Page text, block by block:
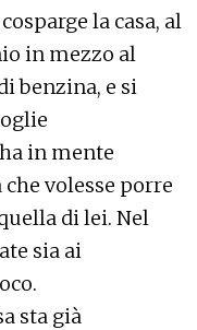
la casa, al
in mezzo al
benzina, e si
in mente
che volesse porre
di lei. Nel
sia ai
sta già